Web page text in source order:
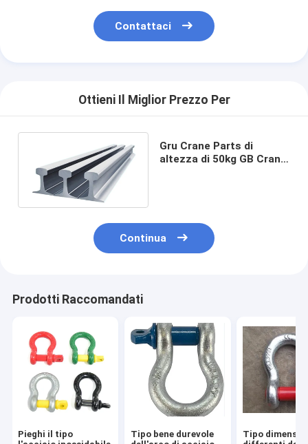
Contattaci
Ottieni Il Miglior Prezzo Per
Gru Crane Parts di
altezza di 50kg GB Crane
Continua
Prodotti Raccomandati
Pieghi il tipo
Tipo bene durevole
Tipo